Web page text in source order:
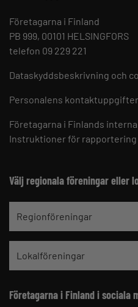
Företagarna i Finland
PB 999, 00101 HELSINGFORS
telefon 09 229 221
Dataskyddsbeskrivning och
Personalens kontaktuppgifter
Företagarna i Finlands
Instruktioner för rapportering
Välj regionala föreningar eller
Regionföreningar
Lokalföreningar
Företagarna i Finland i sociala